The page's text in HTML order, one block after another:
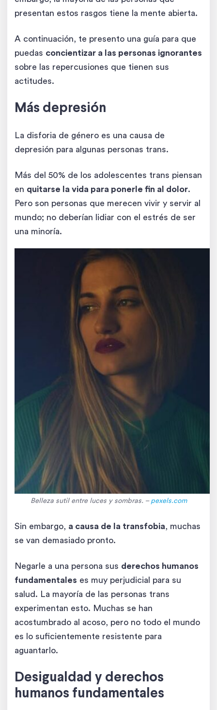
presentan estos rasgos tiene la mente abierta.
A continuación, te presento una guía para que
puedas concientizar a las personas ignorantes
sobre las repercusiones que tienen sus
actitudes.
Más depresión
La disforia de género es una causa de
depresión para algunas personas trans.
Más del 50% de los adolescentes trans piensan
en quitarse la vida para ponerle fin al dolor.
Pero son personas que merecen vivir y servir al
mundo; no deberían lidiar con el estrés de ser
una minoría.
Belleza sutil entre luces y sombras. – pexels.com
Sin embargo, a causa de la transfobia, muchas
se van demasiado pronto.
Negarle a una persona sus derechos humanos
fundamentales es muy perjudicial para su
salud. La mayoría de las personas trans
experimentan esto. Muchas se han
acostumbrado al acoso, pero no todo el mundo
es lo suficientemente resistente para
aguantarlo.
Desigualdad y derechos
humanos fundamentales